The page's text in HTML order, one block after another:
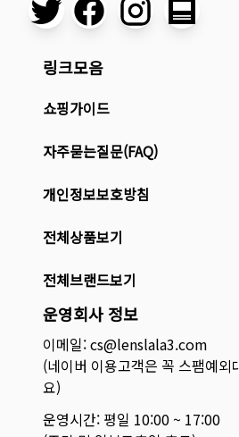
링크모음
쇼핑가이드
자주묻는질문(FAQ)
개인정보보호방침
전체상품보기
전체브랜드보기
운영회사 정보
이메일: cs@lenslala3.com
(네이버 이용고객은 꼭 스팸예외
요)
운영시간: 평일 10:00 ~ 17:00